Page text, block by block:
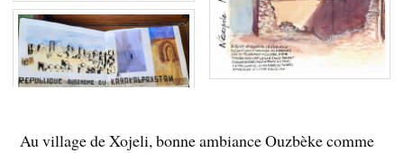
Au village de Xojeli, bonne ambiance Ouzbèke comme